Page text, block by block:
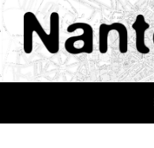
Aller
au
contenu
principal
NANTES+
Plus d'informations, plus